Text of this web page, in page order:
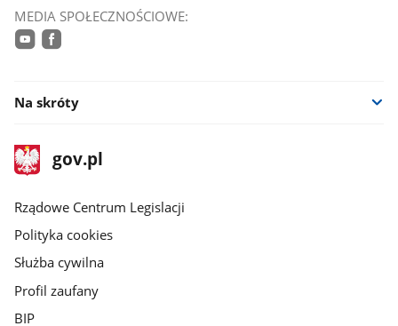
MEDIA SPOŁECZNOŚCIOWE:
Na skróty
stopka
gov.plStrona
gov.pl
Rządowe Centrum Legislacji
Polityka cookies
Służba cywilna
Profil zaufany
BIP